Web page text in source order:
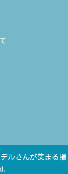
ルさんが集まる撮